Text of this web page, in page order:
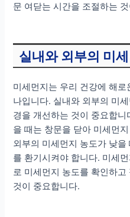
문 여닫는 시간을 조절하는
실내와 외부의 미
미세먼지는 우리 건강에 해
나입니다. 실내와 외부의 미
경을 개선하는 것이 중요합
을 때는 창문을 닫아 미세먼
외부의 미세먼지 농도가 낮
를 환기시켜야 합니다. 미세
로 미세먼지 농도를 확인하
것이 중요합니다.